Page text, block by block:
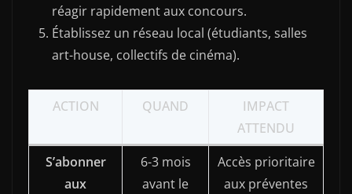
réagir rapidement aux concours.
Établissez un réseau local (étudiants, salles
art-house, collectifs de cinéma).
ACTION QUAND
IMPACT
ATTENDU
S’abonner
aux
6-3 mois
avant le
Accès prioritaire
aux préventes